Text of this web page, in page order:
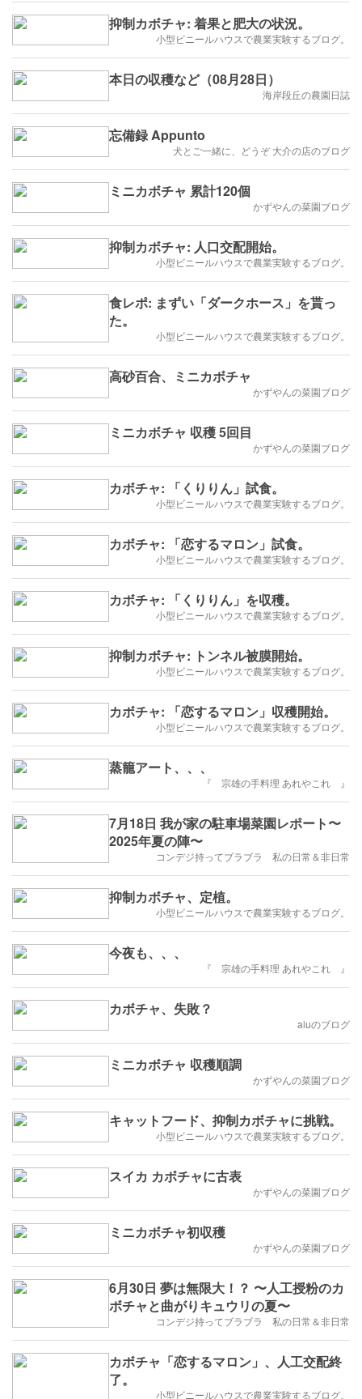
抑制カボチャ: 着果と肥大の状況。
小型ビニールハウスで農業実験するブログ。
本日の収穫など（08月28日）
海岸段丘の農園日誌
忘備録 Appunto
犬とご一緒に、どうぞ 大介の店のブログ
ミニカボチャ 累計120個
かずやんの菜園ブログ
抑制カボチャ: 人口交配開始。
小型ビニールハウスで農業実験するブログ。
食レポ: まずい「ダークホース」を貰っ
た。
小型ビニールハウスで農業実験するブログ。
高砂百合、ミニカボチャ
かずやんの菜園ブログ
ミニカボチャ 収穫 5回目
かずやんの菜園ブログ
カボチャ: 「くりりん」試食。
小型ビニールハウスで農業実験するブログ。
カボチャ: 「恋するマロン」試食。
小型ビニールハウスで農業実験するブログ。
カボチャ: 「くりりん」を収穫。
小型ビニールハウスで農業実験するブログ。
抑制カボチャ: トンネル被膜開始。
小型ビニールハウスで農業実験するブログ。
カボチャ: 「恋するマロン」収穫開始。
小型ビニールハウスで農業実験するブログ。
蒸籠アート、、、
『 宗雄の手料理 あれやこれ 』
7月18日 我が家の駐車場菜園レポート〜
2025年夏の陣〜
コンデジ持ってブラブラ 私の日常＆非日常
抑制カボチャ、定植。
小型ビニールハウスで農業実験するブログ。
今夜も、、、
『 宗雄の手料理 あれやこれ 』
カボチャ、失敗？
aiuのブログ
ミニカボチャ 収穫順調
かずやんの菜園ブログ
キャットフード、抑制カボチャに挑戦。
小型ビニールハウスで農業実験するブログ。
スイカ カボチャに古表
かずやんの菜園ブログ
ミニカボチャ初収穫
かずやんの菜園ブログ
6月30日 夢は無限大！？ 〜人工授粉のカ
ボチャと曲がりキュウリの夏〜
コンデジ持ってブラブラ 私の日常＆非日常
カボチャ「恋するマロン」、人工交配終
了。
小型ビニールハウスで農業実験するブログ。